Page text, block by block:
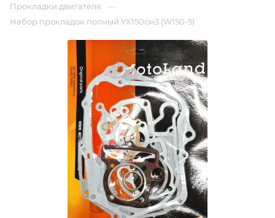
Прокладки двигателя —
Набор прокладок полный YX150см3 (W150-5)